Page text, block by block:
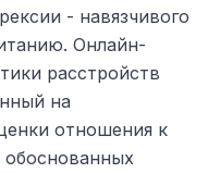
- навязчивого
Онлайн-
расстройств
на
отношения к
обоснованных